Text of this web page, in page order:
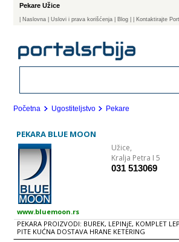
Pekare Užice
Naslovna | Uslovi i prava korišćenja Blog | Kontaktirajte
Početna Ugostiteljstvo Pekare
PEKARA BLUE MOON
Užice,
Kralja Petra I 5
031 513069
www.bluemoon.rs
PEKARA PROIZVODI: BUREK, LEPINjE, KOMPLET
PITE KUĆNA DOSTAVA HRANE KETERING